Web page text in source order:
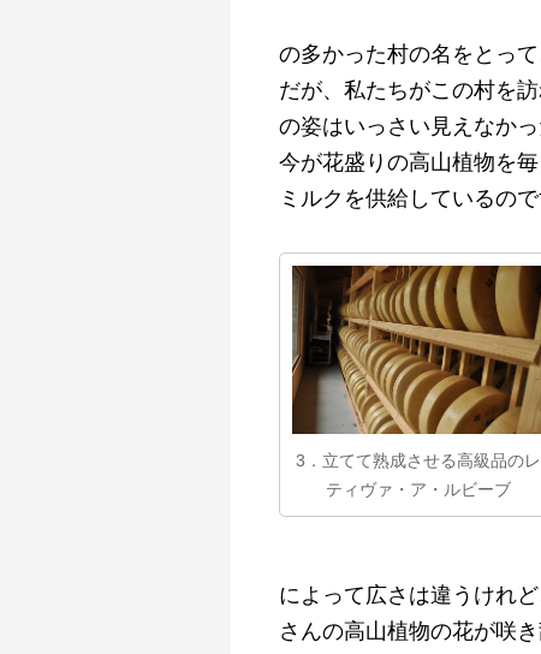
の多かった村の名をとっ
だが、私たちがこの村を
の姿はいっさい見えなか
今が花盛りの高山植物を
ミルクを供給しているので
3．立てて熟成させる高級品のレ
ティヴァ・ア・ルビーブ
によって広さは違うけれ
さんの高山植物の花が咲